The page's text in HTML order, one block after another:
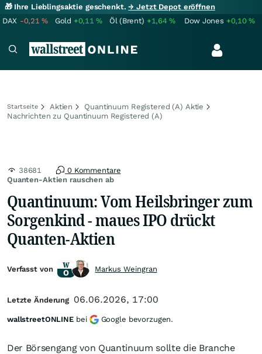
🎁 Ihre Lieblingsaktie geschenkt.→ Jetzt Depot eröffnen
DAX -0,21% Gold +0,11% Öl (Brent) +1,64% Dow Jones +0,10%
Startseite Aktien
Quantinuum Registered (A) Aktie
Nachrichten zu Quantinuum Registered (A)
Quanten-Aktien rauschen ab
38681 0 Kommentare
Quantinuum: Vom Heilsbringer zum
Sorgenkind - maues IPO drückt
Quanten-Aktien
Der Börsengang von Quantinuum sollte die Branche
Verfasst von Markus Weingran
Letzte Änderung 06.06.2026, 17:00
wallstreetONLINE bei Google bevorzugen.